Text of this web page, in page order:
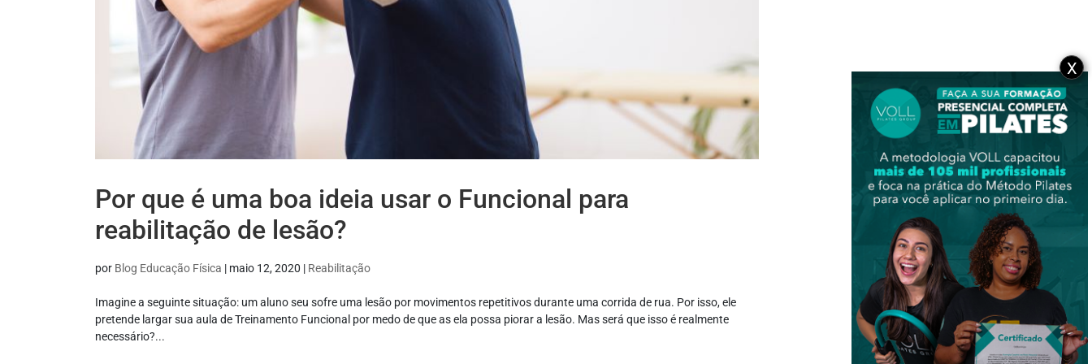
Por que é uma boa ideia usar o Funcional para
reabilitação de lesão?
por Blog Educação Física | maio 12, 2020 | Reabilitação
Imagine a seguinte situação: um aluno seu sofre uma lesão por movimentos repetitivos durante uma corrida de rua. Por isso, ele
pretende largar sua aula de Treinamento Funcional por medo de que as ela possa piorar a lesão. Mas será que isso é realmente
necessário?...
X